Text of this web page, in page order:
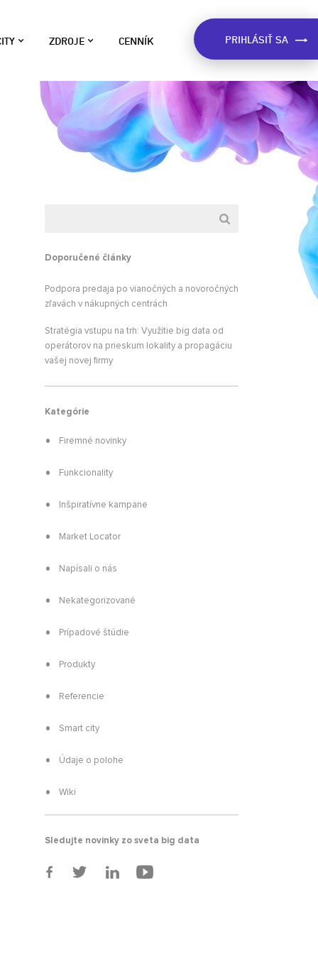
Market
ZDROJE
sme zistili o Slovákoch na
dát, inšpirácie pre kampane,
upozornenia a viac.
MARKET LOCATOR WIKI
užitočné rady pre vytvýranie
ČASTÉ OTÁZKY
máte s niečim problém môžete
tu. Na tieto otázky
CENNÍK PRIHLÁSIŤ SA
Doporučené články
Podpora predaja po vianočných a novoročných
zľavách v nákupných centrách
Stratégia vstupu na trh: Využitie big data od
operátorov na prieskum lokality a propagáciu
vašej novej firmy
Kategórie
Firemné novinky
Funkcionality
Inšpiratívne kampane
Market Locator
Napísali o nás
Nekategorizované
Prípadové štúdie
Produkty
Referencie
Smart city
Údaje o polohe
Wiki
Sledujte novinky zo sveta big data